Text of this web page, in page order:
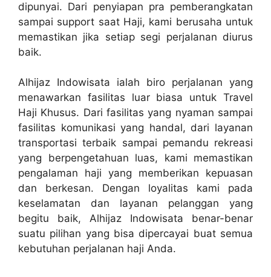
dipunyai. Dari penyiapan pra pemberangkatan
sampai support saat Haji, kami berusaha untuk
memastikan jika setiap segi perjalanan diurus
baik.
Alhijaz Indowisata ialah biro perjalanan yang
menawarkan fasilitas luar biasa untuk Travel
Haji Khusus. Dari fasilitas yang nyaman sampai
fasilitas komunikasi yang handal, dari layanan
transportasi terbaik sampai pemandu rekreasi
yang berpengetahuan luas, kami memastikan
pengalaman haji yang memberikan kepuasan
dan berkesan. Dengan loyalitas kami pada
keselamatan dan layanan pelanggan yang
begitu baik, Alhijaz Indowisata benar-benar
suatu pilihan yang bisa dipercayai buat semua
kebutuhan perjalanan haji Anda.